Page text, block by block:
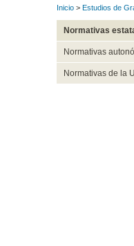
Inicio > Estudios de
Normativas
Normativas
Normativas de la